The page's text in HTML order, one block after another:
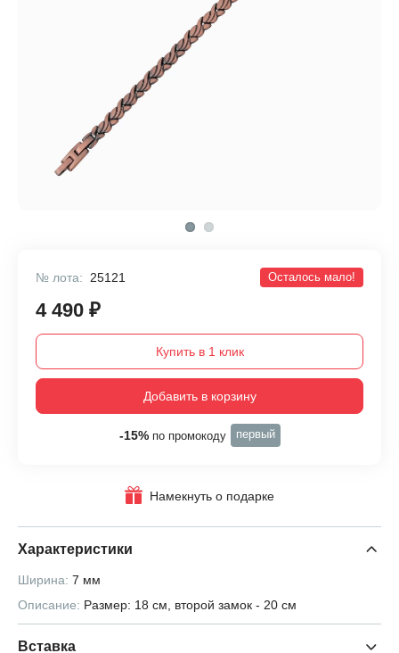
№ лота: 25121 Осталось мало!
4 490 ₽
Купить в 1 клик
Добавить в корзину
-15%по промокоду первый
Намекнуть о подарке
Характеристики
Ширина: 7 мм
Описание: Размер: 18 см, второй замок - 20 см
Вставка